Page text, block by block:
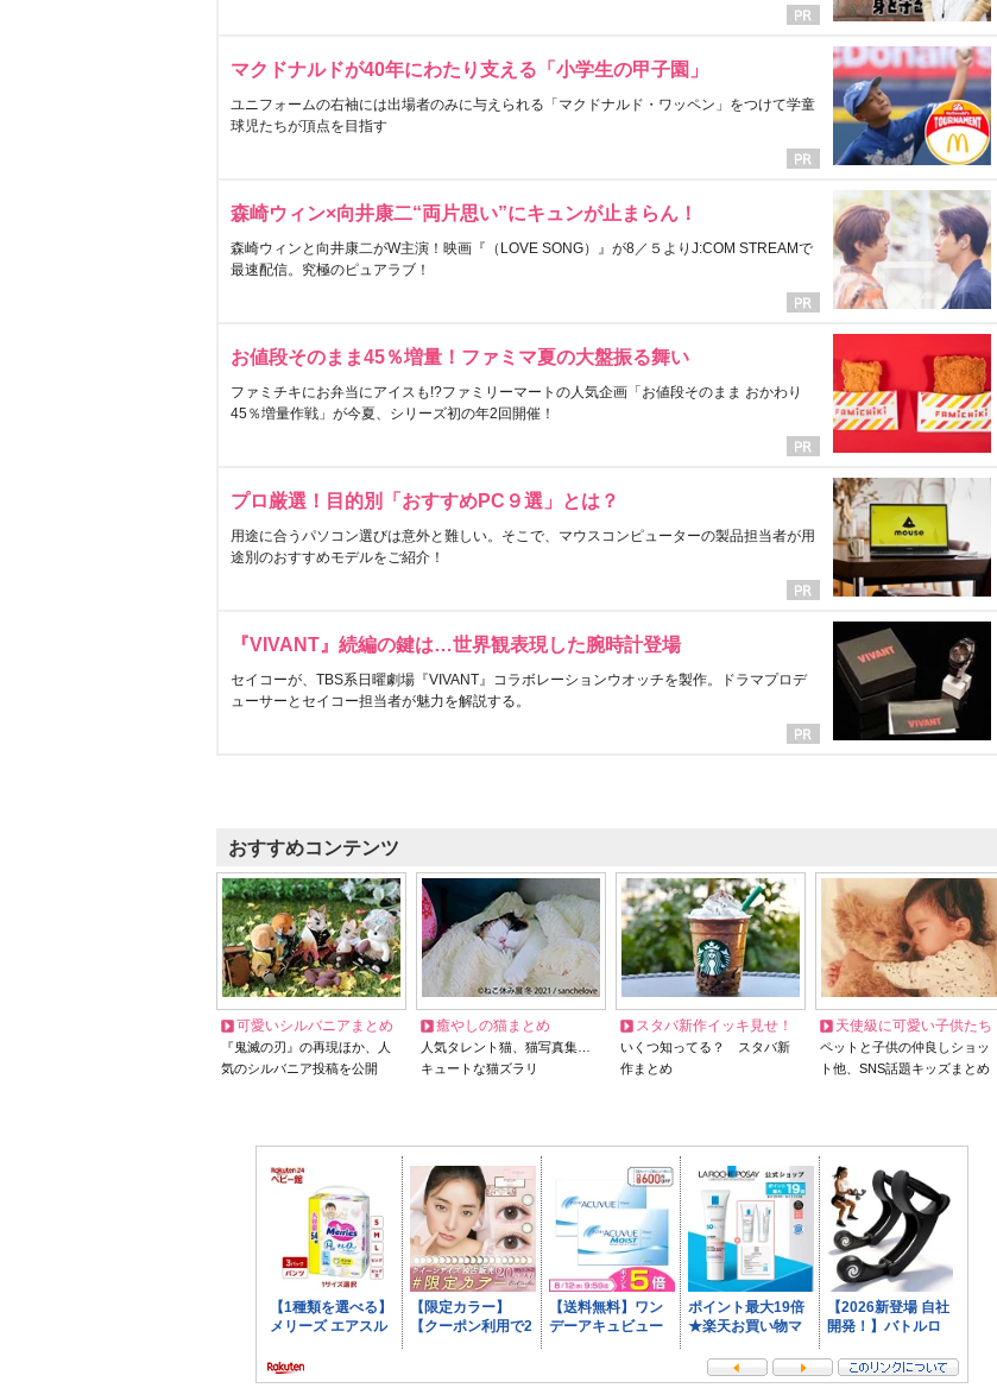
マクドナルドが40年にわたり支える「小学生の甲子園」
ユニフォームの右袖には出場者のみに与えられる「マクドナルド・ワッペン」をつけて学童
球児たちが頂点を目指す
森崎ウィン×向井康二“両片思い”にキュンが止まらん！
森崎ウィンと向井康二がW主演！映画『（LOVE SONG）』が8／５よりJ:COM STREAMで
最速配信。究極のピュアラブ！
お値段そのまま45％増量！ファミマ夏の大盤振る舞い
ファミチキにお弁当にアイスも!?ファミリーマートの人気企画「お値段そのまま おかわり
45％増量作戦」が今夏、シリーズ初の年2回開催！
プロ厳選！目的別「おすすめPC９選」とは？
用途に合うパソコン選びは意外と難しい。そこで、マウスコンピューターの製品担当者が用
途別のおすすめモデルをご紹介！
『VIVANT』続編の鍵は…世界観表現した腕時計登場
セイコーが、TBS系日曜劇場『VIVANT』コラボレーションウオッチを製作。ドラマプロデ
ューサーとセイコー担当者が魅力を解説する。
おすすめコンテンツ
可愛いシルバニアまとめ
『鬼滅の刃』の再現ほか、人
気のシルバニア投稿を公開
癒やしの猫まとめ
人気タレント猫、猫写真集…
キュートな猫ズラリ
スタバ新作イッキ見せ！
いくつ知ってる？ スタバ新
作まとめ
天使級に可愛い子供たち
ペットと子供の仲良しショッ
ト他、SNS話題キッズまとめ